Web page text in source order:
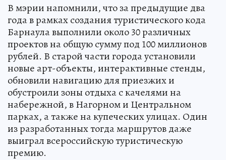
В мэрии напомнили, что за предыдущие два
года в рамках создания туристического кода
Барнаула выполнили около 30 различных
проектов на общую сумму под 100 миллионов
рублей. В старой части города установили
новые арт-объекты, интерактивные стенды,
обновили навигацию для приезжих и
обустроили зоны отдыха с качелями на
набережной, в Нагорном и Центральном
парках, а также на купеческих улицах. Один
из разработанных тогда маршрутов даже
выиграл всероссийскую туристическую
премию.